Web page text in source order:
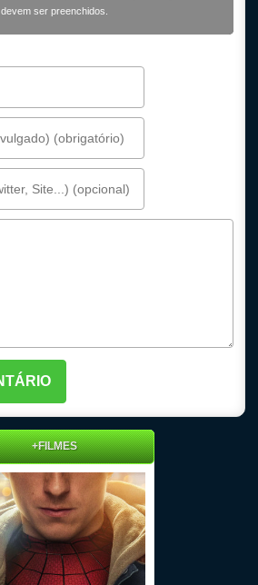
devem ser preenchidos.
+FILMES